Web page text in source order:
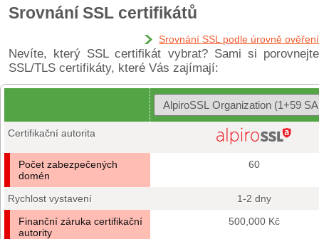
Srovnání SSL certifikátů
Srovnání SSL podle úrovně ověření
Nevíte, který SSL certifikát vybrat? Sami si porovnejte
SSL/TLS certifikáty, které Vás zajímají:
Certifikační autorita
Počet zabezpečených
domén
60
Rychlost vystavení
1-2 dny
Finanční záruka certifikační
autority
500,000 Kč